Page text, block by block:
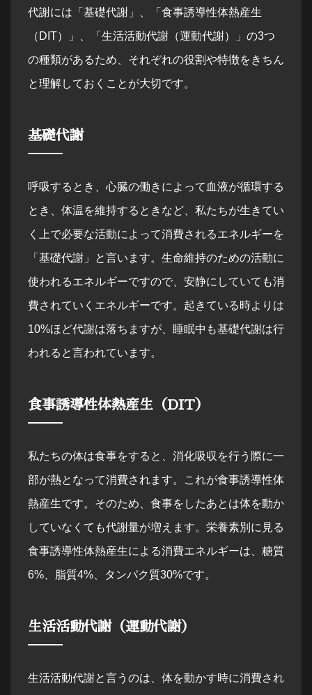
代謝には「基礎代謝」、「食事誘導性体熱産生
（DIT）」、「生活活動代謝（運動代謝）」の3つ
の種類があるため、それぞれの役割や特徴をきちん
と理解しておくことが大切です。
基礎代謝
呼吸するとき、心臓の働きによって血液が循環する
とき、体温を維持するときなど、私たちが生きてい
く上で必要な活動によって消費されるエネルギーを
「基礎代謝」と言います。生命維持のための活動に
使われるエネルギーですので、安静にしていても消
費されていくエネルギーです。起きている時よりは
10%ほど代謝は落ちますが、睡眠中も基礎代謝は行
われると言われています。
食事誘導性体熱産生（DIT）
私たちの体は食事をすると、消化吸収を行う際に一
部が熱となって消費されます。これが食事誘導性体
熱産生です。そのため、食事をしたあとは体を動か
していなくても代謝量が増えます。栄養素別に見る
食事誘導性体熱産生による消費エネルギーは、糖質
6%、脂質4%、タンパク質30%です。
生活活動代謝（運動代謝）
生活活動代謝と言うのは、体を動かす時に消費され